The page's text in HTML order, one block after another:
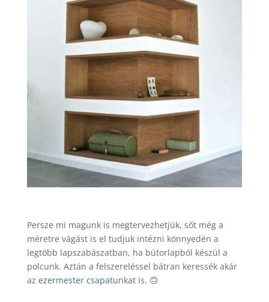
Persze mi magunk is megtervezhetjük, sőt még a
méretre vágást is el tudjuk intézni könnyedén a
legtöbb lapszabászatban, ha bútorlapból készül a
polcunk. Aztán a felszereléssel bátran keressék akár
az ezermester csapatunkat is. 🙃